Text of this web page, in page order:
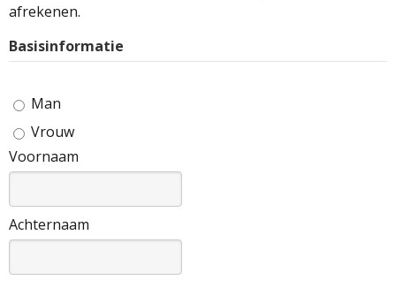
afrekenen.
Basisinformatie
Man
Vrouw
Voornaam
Achternaam